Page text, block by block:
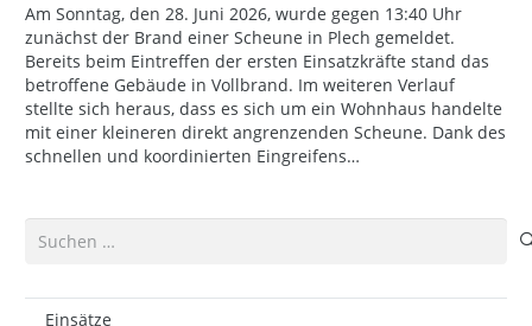
Am Sonntag, den 28. Juni 2026, wurde gegen 13:40 Uhr
zunächst der Brand einer Scheune in Plech gemeldet.
Bereits beim Eintreffen der ersten Einsatzkräfte stand das
betroffene Gebäude in Vollbrand. Im weiteren Verlauf
stellte sich heraus, dass es sich um ein Wohnhaus handelte
mit einer kleineren direkt angrenzenden Scheune. Dank des
schnellen und koordinierten Eingreifens…
nach:
Einsätze